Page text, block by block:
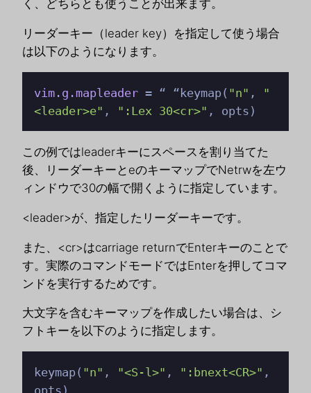
く、どちらとも使うことが出来ます。
リーダーキー（leader key）を指定して使う場合
は以下のようになります。
vim.g.mapleader = “ “keymap( "n" ,
"
<leader>e" , ":Lex 30<cr>" , opts)
この例ではleaderキーにスペースを割り当てた
後、リーダーキーとeのキーマップでNetrwを左ウ
ィンドウで30の幅で開くように指定しています。
<leader>が、指定したリーダーキーです。
また、<cr>はcarriage returnでEnterキーのことで
す。実際のコマンドモードではEnterを押してコマ
ンドを実行するためです。
大文字を含むキーマップを作成したい場合は、シ
フトキーを以下のように指定します。
keymap( "n" , "<S-l>" , ":bnext<CR>" ,
opts)